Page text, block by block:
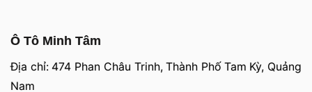
Ô Tô Minh Tâm
Địa chỉ: 474 Phan Châu Trinh, Thành Phố Tam Kỳ, Quảng
Nam